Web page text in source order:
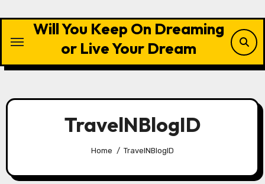
content
Will You Keep On Dreaming
or Live Your Dream
TravelNBlogID
Home TravelNBlogID